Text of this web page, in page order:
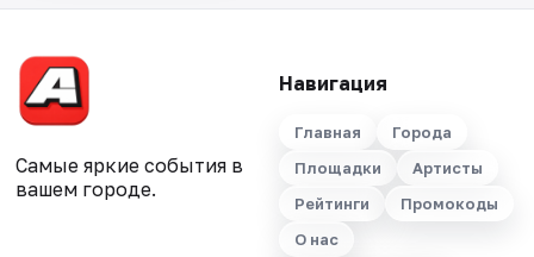
Самые яркие события в
вашем городе.
Навигация
Главная
Города
Площадки
Артисты
Рейтинги
Промокоды
О нас